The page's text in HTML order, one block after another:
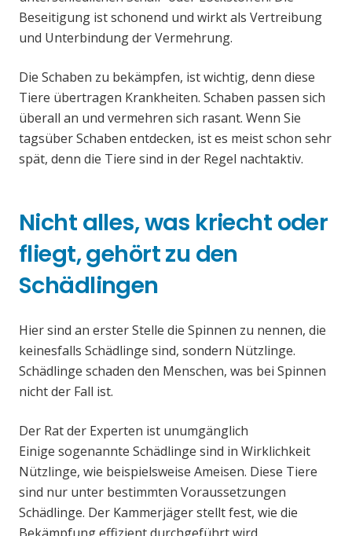
Beseitigung ist schonend und wirkt als Vertreibung
und Unterbindung der Vermehrung.
Die Schaben zu bekämpfen, ist wichtig, denn diese
Tiere übertragen Krankheiten. Schaben passen sich
überall an und vermehren sich rasant. Wenn Sie
tagsüber Schaben entdecken, ist es meist schon sehr
spät, denn die Tiere sind in der Regel nachtaktiv.
Nicht alles, was kriecht oder
fliegt, gehört zu den
Schädlingen
Hier sind an erster Stelle die Spinnen zu nennen, die
keinesfalls Schädlinge sind, sondern Nützlinge.
Schädlinge schaden den Menschen, was bei Spinnen
nicht der Fall ist.
Der Rat der Experten ist unumgänglich
Einige sogenannte Schädlinge sind in Wirklichkeit
Nützlinge, wie beispielsweise Ameisen. Diese Tiere
sind nur unter bestimmten Voraussetzungen
Schädlinge. Der Kammerjäger stellt fest, wie die